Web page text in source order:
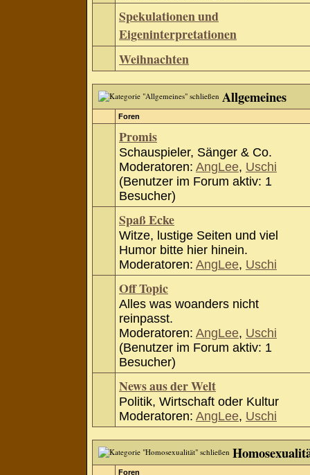
Spekulationen und
Eigeninterpretationen
Weihnachten
Allgemeines
Foren
Promis
Schauspieler, Sänger & Co.
Moderatoren: AngLee, Uschi
(Benutzer im Forum aktiv: 1
Besucher)
Spaß Ecke
Witze, lustige Seiten und viel
Humor bitte hier hinein.
Moderatoren: AngLee, Uschi
Off Topic
Alles was woanders nicht
reinpasst.
Moderatoren: AngLee, Uschi
(Benutzer im Forum aktiv: 1
Besucher)
News aus der Welt
Politik, Wirtschaft oder Kultur
Moderatoren: AngLee, Uschi
Foren